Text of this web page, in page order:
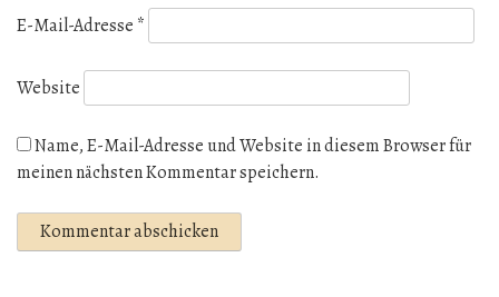
E-Mail-Adresse *
Website
Name, E-Mail-Adresse und Website in diesem Browser für
meinen nächsten Kommentar speichern.